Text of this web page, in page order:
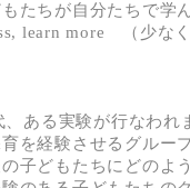
もたちが自分たちで学
learn more （少な
ある実験が行なわれ
を経験させるグルー
子どもたちにどのよ